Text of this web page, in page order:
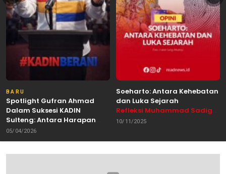
BARU
Spotlight Gufran Ahmad
Dalam Suksesi KADIN
Sulteng: Antara Harapan
dan Kebutuhan Perubahan
Oleh: Anshar Munir
05/04/2026
Soeharto: Antara Kehebatan
dan Luka Sejarah
Refleksi Muhammad Sadig
Alhabsyie, Akademisi UIN
Pemerhati Gerakan
10/11/2025